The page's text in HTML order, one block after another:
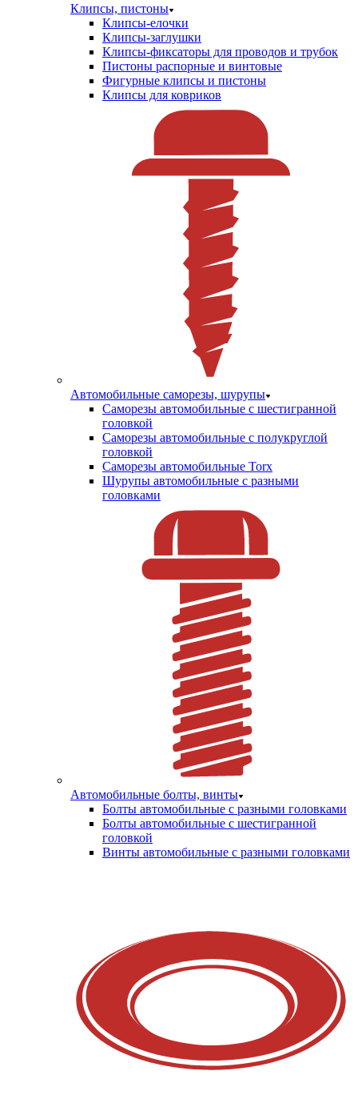
Клипсы, пистоны
Клипсы-елочки
Клипсы-заглушки
Клипсы-фиксаторы для проводов и трубок
Пистоны распорные и винтовые
Фигурные клипсы и пистоны
Клипсы для ковриков
Автомобильные саморезы, шурупы
Саморезы автомобильные с шестигранной
головкой
Саморезы автомобильные с полукруглой
головкой
Саморезы автомобильные Torx
Шурупы автомобильные с разными
головками
Автомобильные болты, винты
Болты автомобильные с разными головками
Болты автомобильные с шестигранной
головкой
Винты автомобильные с разными головками